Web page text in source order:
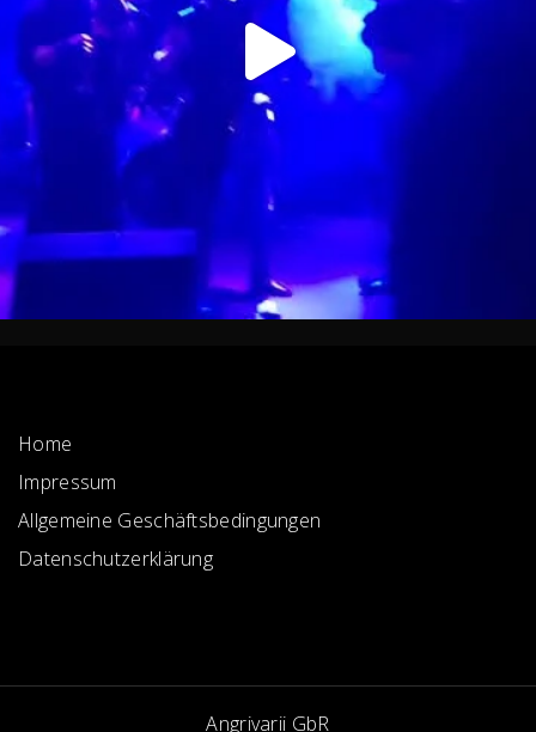
Home
Impressum
Allgemeine Geschäftsbedingungen
Datenschutzerklärung
Angrivarii GbR